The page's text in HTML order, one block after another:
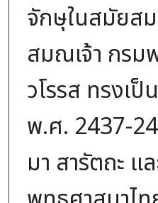
จักษุในสมัยส
สมณเจ้า กรม
วโรรส ทรงเ
พ.ศ. 2437-
มา สารัตถะ แ